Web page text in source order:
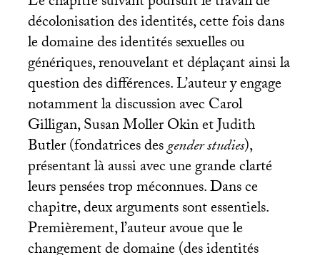
décolonisation des identités, cette fois dans
le domaine des identités sexuelles ou
génériques, renouvelant et déplaçant ainsi la
question des différences. L’auteur y engage
notamment la discussion avec Carol
Gilligan, Susan Moller Okin et Judith
Butler (fondatrices desgender studies),
présentant là aussi avec une grande clarté
leurs pensées trop méconnues. Dans ce
chapitre, deux arguments sont essentiels.
Premièrement, l’auteur avoue que le